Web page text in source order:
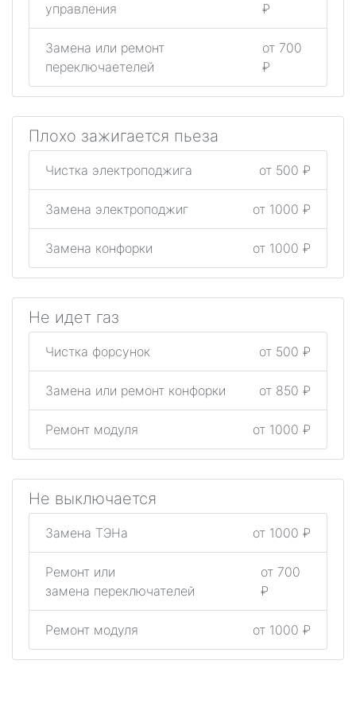
управления
₽
Замена или ремонт
переключаетелей
от 700
₽
Плохо зажигается пьеза
Чистка электроподжига от 500 ₽
Замена электроподжиг от 1000 ₽
Замена конфорки от 1000 ₽
Не идет газ
Чистка форсунок от 500 ₽
Замена или ремонт конфорки от 850 ₽
Ремонт модуля от 1000 ₽
Не выключается
Замена ТЭНа от 1000 ₽
Ремонт или
замена переключателей
от 700
₽
Ремонт модуля от 1000 ₽